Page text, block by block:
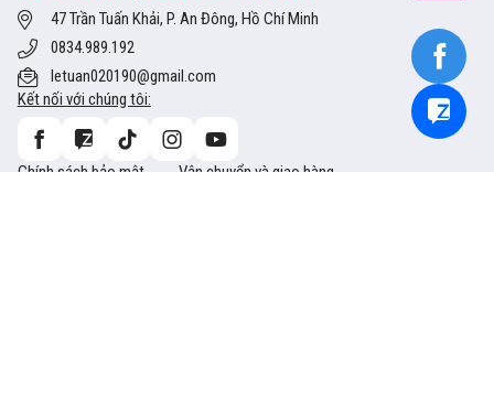
47 Trần Tuấn Khải, P. An Đông, Hồ Chí Minh
0834.989.192
letuan020190@gmail.com
Kết nối với chúng tôi:
Chính sách bảo mật
Vận chuyển và giao hàng